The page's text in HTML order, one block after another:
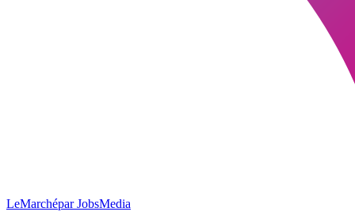
LeMarchépar JobsMedia